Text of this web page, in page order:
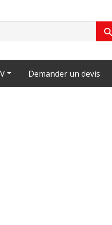
Demander un devis